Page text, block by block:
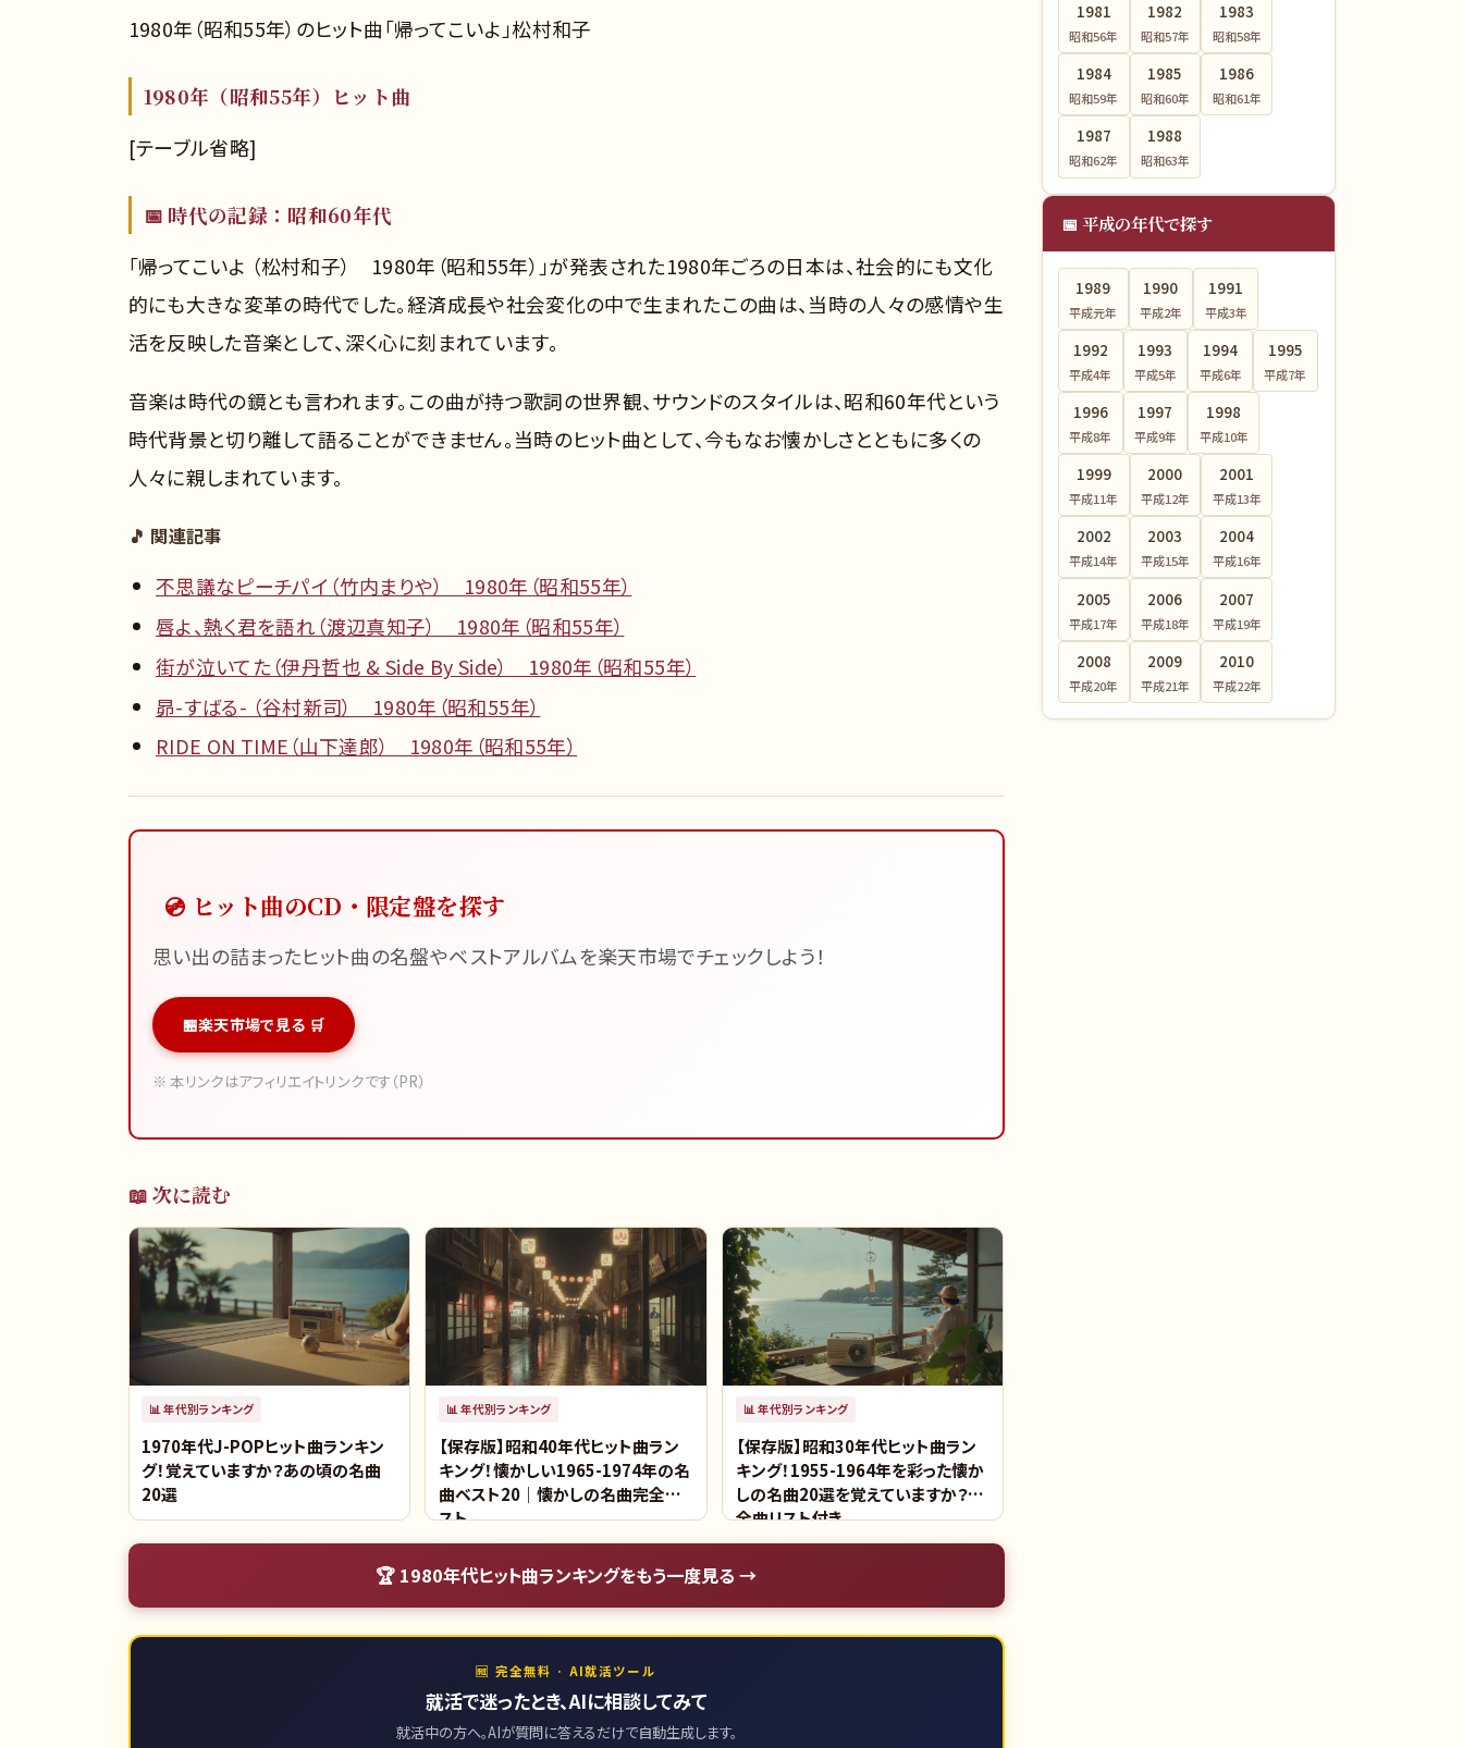
1980年（昭和55年）のヒット曲「帰ってこいよ」松村和子
1980年（昭和55年）ヒット曲
[テーブル省略]
📅 時代の記録：昭和60年代
「帰ってこいよ （松村和子） 1980年（昭和55年）」が発表された1980年ごろの日本は、社会的にも文化
的にも大きな変革の時代でした。経済成長や社会変化の中で生まれたこの曲は、当時の人々の感情や生
活を反映した音楽として、深く心に刻まれています。
音楽は時代の鏡とも言われます。この曲が持つ歌詞の世界観、サウンドのスタイルは、昭和60年代という
時代背景と切り離して語ることができません。当時のヒット曲として、今もなお懐かしさとともに多くの
人々に親しまれています。
🎵 関連記事
不思議なピーチパイ（竹内まりや） 1980年（昭和55年）
唇よ、熱く君を語れ（渡辺真知子） 1980年（昭和55年）
街が泣いてた（伊丹哲也 & Side By Side） 1980年（昭和55年）
昴-すばる- （谷村新司） 1980年（昭和55年）
RIDE ON TIME（山下達郎） 1980年（昭和55年）
💿 ヒット曲のCD・限定盤を探す
思い出の詰まったヒット曲の名盤やベストアルバムを楽天市場でチェックしよう！
楽天市場で見る 🛒
※ 本リンクはアフィリエイトリンクです（PR）
📖 次に読む
📊年代別ランキング
1970年代J-POPヒット曲ランキン
グ！覚えていますか？あの頃の名曲
20選
📊年代別ランキング
【保存版】昭和40年代ヒット曲ラン
キング！懐かしい1965-1974年の名
曲ベスト20｜懐かしの名曲完全リ
スト
📊年代別ランキング
【保存版】昭和30年代ヒット曲ラン
キング！1955-1964年を彩った懐か
しの名曲20選を覚えていますか？｜
全曲リスト付き
🏆 1980年代ヒット曲ランキングをもう一度見る →
🆓 完全無料 · AI就活ツール
就活で迷ったとき、AIに相談してみて
就活中の方へ。AIが質問に答えるだけで自動生成します。
1981
昭和56年
1982
昭和57年
1983
昭和58年
1984
昭和59年
1985
昭和60年
1986
昭和61年
1987
昭和62年
1988
昭和63年
📅 平成の年代で探す
1989
平成元年
1990
平成2年
1991
平成3年
1992
平成4年
1993
平成5年
1994
平成6年
1995
平成7年
1996
平成8年
1997
平成9年
1998
平成10年
1999
平成11年
2000
平成12年
2001
平成13年
2002
平成14年
2003
平成15年
2004
平成16年
2005
平成17年
2006
平成18年
2007
平成19年
2008
平成20年
2009
平成21年
2010
平成22年